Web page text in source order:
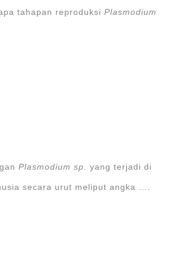
tahapan reproduksiPlasmodium
Plasmodium sp. yang terjadi di
secara urut meliput angka ….